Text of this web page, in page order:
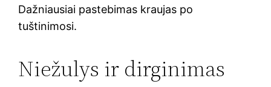
Dažniausiai pastebimas kraujas po
tuštinimosi.
Niežulys ir dirginimas